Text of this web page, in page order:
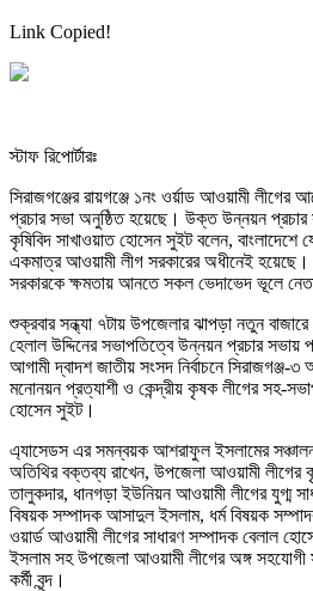
Link Copied!
স্টাফ রিপোর্টারঃ
সিরাজগঞ্জের রায়গঞ্জে ১নং ওর্য়াড আওয়ামী লীগের
প্রচার সভা অনুষ্ঠিত হয়েছে। উক্ত উন্নয়ন প্রচার
কৃষিবিদ সাখাওয়াত হোসেন সুইট বলেন, বাংলাদেশে
একমাত্র আওয়ামী লীগ সরকারের অধীনেই
সরকারকে ক্ষমতায় আনতে সকল ভেদাভেদ ভূলে
শুক্রবার সন্ধ্যা ৭টায় উপজেলার ঝাপড়া নতুন
হেলাল উদ্দিনের সভাপতিত্বে উন্নয়ন প্রচার সভায়
আগামী দ্বাদশ জাতীয় সংসদ নির্বাচনে সিরাজগঞ্জ-
মনোনয়ন প্রত্যাশী ও কেন্দ্রীয় কৃষক লীগের সহ-
হোসেন সুইট।
এ্যাসেডস এর সমন্বয়ক আশরাফুল ইসলামের
অতিথির বক্তব্য রাখেন, উপজেলা আওয়ামী
তালুকদার, ধানগড়া ইউনিয়ন আওয়ামী লীগের যুগ্ম
বিষয়ক সম্পাদক আসাদুল ইসলাম, ধর্ম বিষয়ক
ওয়ার্ড আওয়ামী লীগের সাধারণ সম্পাদক বেলাল
ইসলাম সহ উপজেলা আওয়ামী লীগের অঙ্গ সহযোগী
কর্মী বৃন্দ।